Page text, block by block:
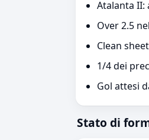
Atalanta II:
Over 2.5
Clean
1/4 dei
Gol attesi
Stato di